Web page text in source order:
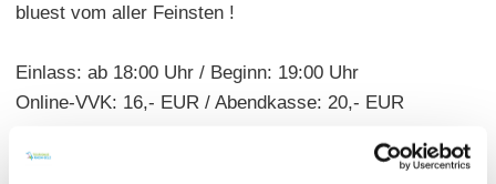
bluest vom aller Feinsten !
Einlass: ab 18:00 Uhr / Beginn: 19:00 Uhr
Online-VVK: 16,- EUR / Abendkasse: 20,- EUR
Tickets